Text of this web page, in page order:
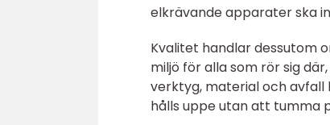
elkrävande apparater ska
Kvalitet handlar dessutom
miljö för alla som rör sig
verktyg, material och
hålls uppe utan att tumma